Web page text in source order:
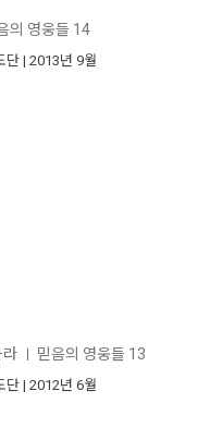
의 영웅들 14
단 | 2013년 9월
라 믿음의 영웅들 13
단 | 2012년 6월